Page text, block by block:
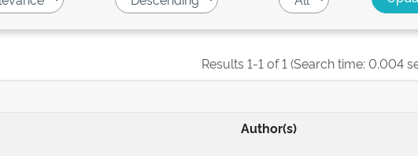
Results 1-1 of 1 (Search time: 0.004
Author(s)